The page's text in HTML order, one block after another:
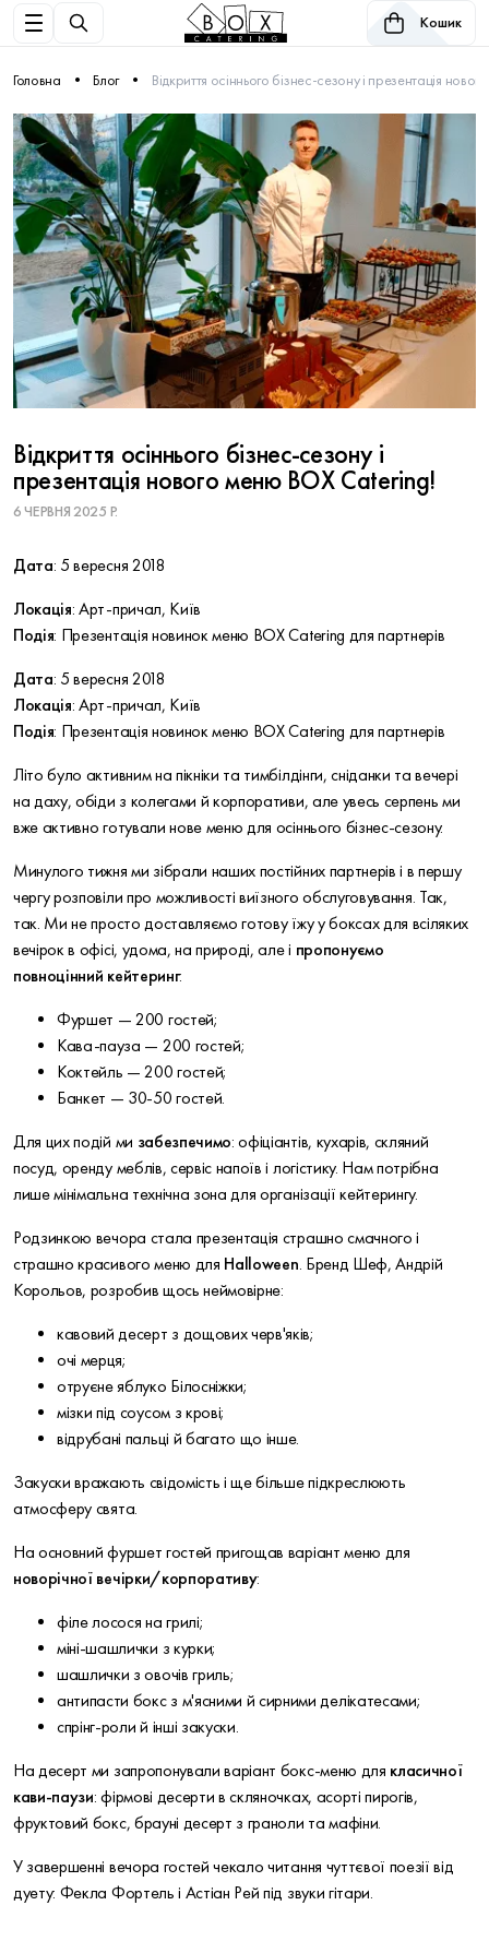
Кошик
Головна Блог Відкриття осіннього бізнес-сезону і презентація
Відкриття осіннього бізнес-сезону і
презентація нового меню BOX Catering!
6 ЧЕРВНЯ 2025 Р.
Дата: 5 вересня 2018
Локація: Арт-причал, Київ
Подія: Презентація новинок меню BOX Catering для партнерів
Дата: 5 вересня 2018
Локація: Арт-причал, Київ
Подія: Презентація новинок меню BOX Catering для партнерів
Літо було активним на пікніки та тимбілдінги, сніданки та вечері
на даху, обіди з колегами й корпоративи, але увесь серпень ми
вже активно готували нове меню для осіннього бізнес-сезону.
Минулого тижня ми зібрали наших постійних партнерів і в першу
чергу розповіли про можливості виїзного обслуговування. Так,
так. Ми не просто доставляємо готову їжу у боксах для всіляких
вечірок в офісі, удома, на природі, але і пропонуємо
повноцінний кейтеринг:
Фуршет — 200 гостей;
Кава-пауза — 200 гостей;
Коктейль — 200 гостей;
Банкет — 30-50 гостей.
Для цих подій ми забезпечимо: офіціантів, кухарів, скляний
посуд, оренду меблів, сервіс напоїв і логістику. Нам потрібна
лише мінімальна технічна зона для організації кейтерингу.
Родзинкою вечора стала презентація страшно смачного і
страшно красивого меню для Halloween. Бренд Шеф, Андрій
Корольов, розробив щось неймовірне:
кавовий десерт з дощових черв'яків;
очі мерця;
отруєне яблуко Білосніжки;
мізки під соусом з крові;
відрубані пальці й багато що інше.
Закуски вражають свідомість і ще більше підкреслюють
атмосферу свята.
На основний фуршет гостей пригощав варіант меню для
новорічної вечірки/корпоративу:
філе лосося на грилі;
міні-шашлички з курки;
шашлички з овочів гриль;
антипасти бокс з м'ясними й сирними делікатесами;
спрінг-роли й інші закуски.
На десерт ми запропонували варіант бокс-меню для класичної
кави-паузи: фірмові десерти в скляночках, асорті пирогів,
фруктовий бокс, брауні десерт з граноли та мафіни.
У завершенні вечора гостей чекало читання чуттєвої поезії від
дуету: Фекла Фортель і Астіан Рей під звуки гітари.